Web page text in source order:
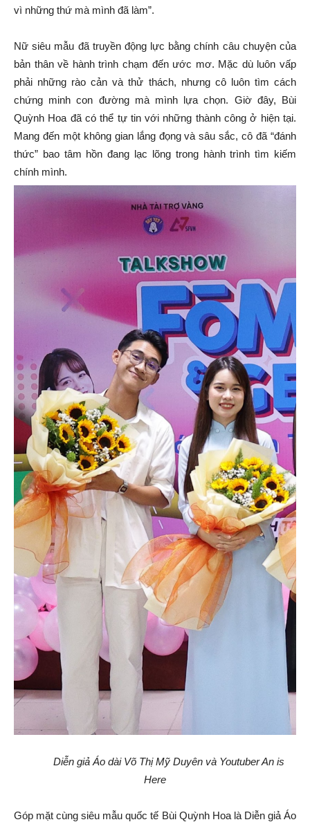
vì những thứ mà mình đã làm”.
Nữ siêu mẫu đã truyền động lực bằng chính câu chuyện của
bản thân về hành trình chạm đến ước mơ. Mặc dù luôn vấp
phải những rào cản và thử thách, nhưng cô luôn tìm cách
chứng minh con đường mà mình lựa chọn. Giờ đây, Bùi
Quỳnh Hoa đã có thể tự tin với những thành công ở hiện tại.
Mang đến một không gian lắng đọng và sâu sắc, cô đã “đánh
thức” bao tâm hồn đang lạc lõng trong hành trình tìm kiếm
chính mình.
Diễn giả Áo dài Võ Thị Mỹ Duyên và Youtuber An is
Here
Góp mặt cùng siêu mẫu quốc tế Bùi Quỳnh Hoa là Diễn giả Áo